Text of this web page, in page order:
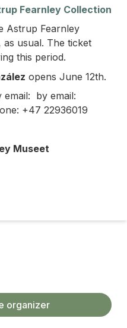
Fearnley Collection
Astrup Fearnley
usual. The ticket
this period.
opens June 12th.
email: by email:
+47 22936019
Museet
Contact the organizer